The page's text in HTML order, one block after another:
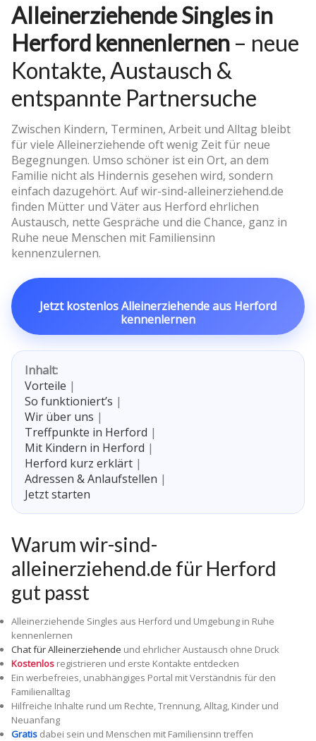
Alleinerziehende Singles in
Herford kennenlernen – neue
Kontakte, Austausch &
entspannte Partnersuche
Zwischen Kindern, Terminen, Arbeit und Alltag bleibt
für viele Alleinerziehende oft wenig Zeit für neue
Begegnungen. Umso schöner ist ein Ort, an dem
Familie nicht als Hindernis gesehen wird, sondern
einfach dazugehört. Auf wir-sind-alleinerziehend.de
finden Mütter und Väter aus Herford ehrlichen
Austausch, nette Gespräche und die Chance, ganz in
Ruhe neue Menschen mit Familiensinn
kennenzulernen.
Jetzt kostenlos Alleinerziehende aus Herford
kennenlernen
Inhalt:
Vorteile |
So funktioniert’s |
Wir über uns |
Treffpunkte in Herford |
Mit Kindern in Herford |
Herford kurz erklärt |
Adressen & Anlaufstellen |
Jetzt starten
Warum wir-sind-
alleinerziehend.de für Herford
gut passt
Alleinerziehende Singles aus Herford und Umgebung in Ruhe
kennenlernen
Chat für Alleinerziehende und ehrlicher Austausch ohne Druck
Kostenlos registrieren und erste Kontakte entdecken
Ein werbefreies, unabhängiges Portal mit Verständnis für den
Familienalltag
Hilfreiche Inhalte rund um Rechte, Trennung, Alltag, Kinder und
Neuanfang
Gratis dabei sein und Menschen mit Familiensinn treffen